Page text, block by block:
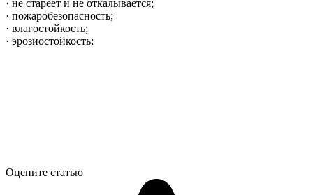
· не стареет и не откалывается;
· пожаробезопасность;
· влагостойкость;
· эрозиостойкость;
Оцените статью